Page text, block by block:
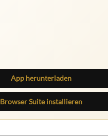
App herunterladen
Browser Suite installieren